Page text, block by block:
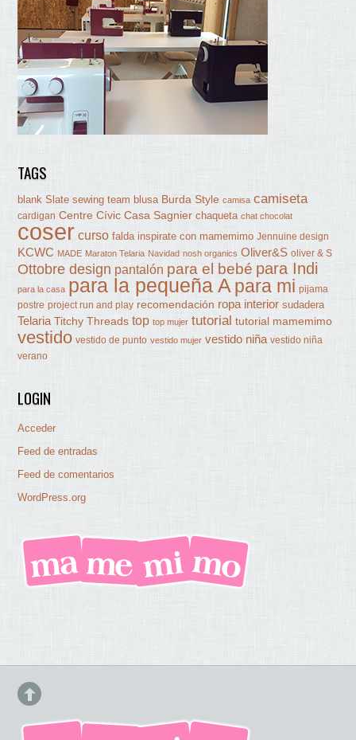
TAGS
blank Slate sewing team blusa Burda Style camisa camiseta
cardigan Centre Cívic Casa Sagnier chaqueta chat chocolat
coser curso falda inspirate con mamemimo Jennuine design
KCWC MADE Maraton Telaria Navidad nosh organics Oliver&S oliver & S
Ottobre design pantalón para el bebé para Indi
para la casa para la pequeña A para mi pijama
postre project run and play recomendación ropa interior sudadera
Telaria Titchy Threads top top mujer tutorial tutorial mamemimo
vestido vestido de punto vestido mujer vestido niña vestido niña
verano
LOGIN
Acceder
Feed de entradas
Feed de comentarios
WordPress.org